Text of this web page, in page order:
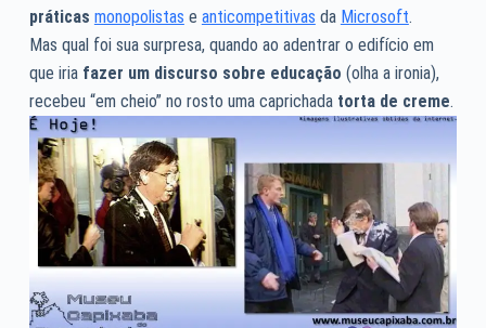
práticas monopolistas e anticompetitivas da Microsoft.
Mas qual foi sua surpresa, quando ao adentrar o edifício em
que iria fazer um discurso sobre educação (olha a ironia),
recebeu “em cheio” no rosto uma caprichada torta de creme.